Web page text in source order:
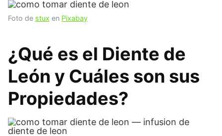
Foto de stux en Pixabay
¿Qué es el Diente de
León y Cuáles son sus
Propiedades?